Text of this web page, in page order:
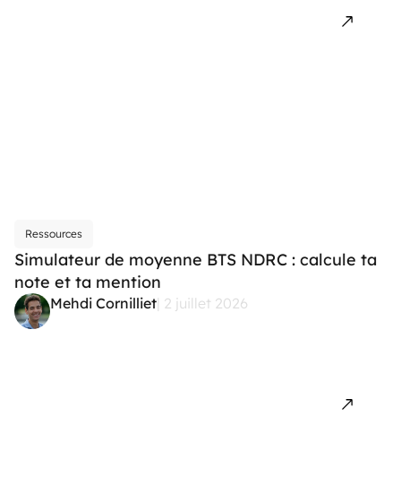
Ressources
Simulateur de moyenne BTS NDRC : calcule ta
note et ta mention
Mehdi Cornilliet| 2 juillet 2026